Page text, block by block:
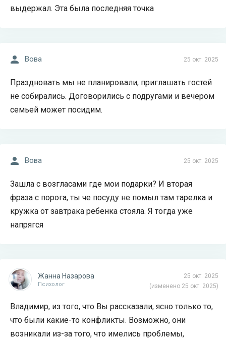
выдержал. Эта была последняя точка
25 окт. 2025
Вова
Праздновать мы не планировали, приглашать гостей
не собирались. Договорились с подругами и вечером
семьей может посидим.
25 окт. 2025
Вова
Зашла с возгласами где мои подарки? И вторая
фраза с порога, ты че посуду не помыл там тарелка и
кружка от завтрака ребенка стояла. Я тогда уже
напрягся
25 окт. 2025
(изменено 25 окт. 2025)
Жанна Назарова
Психолог
Владимир, из того, что Вы рассказали, ясно только то,
что были какие-то конфликты. Возможно, они
возникали из-за того, что имелись проблемы,